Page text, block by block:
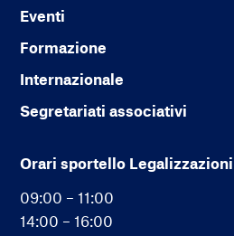
Eventi
Formazione
Internazionale
Segretariati associativi
Orari sportello Legalizzazioni
09:00 – 11:00
14:00 – 16:00